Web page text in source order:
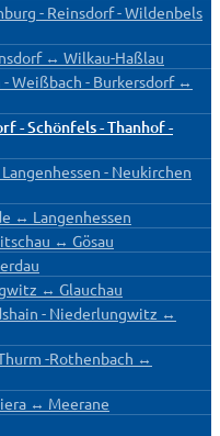
- Reinsdorf - Wildenbels
↔ Wilkau-Haßlau
Weißbach - Burkersdorf ↔
- Schönfels - Thanhof -
- Neukirchen
↔ Langenhessen
↔ Gösau
↔ Glauchau
- Niederlungwitz ↔
-Rothenbach ↔
↔ Meerane